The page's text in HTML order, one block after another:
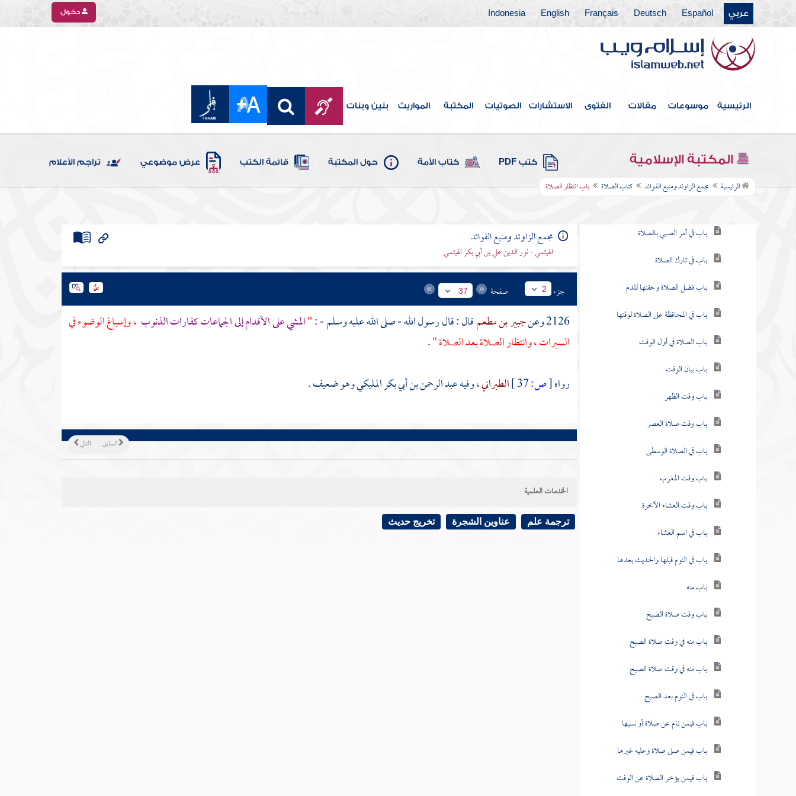
عربي Español
Deutsch
Français
English
Indonesia دخول
الرئيسية موسوعات مقالات الفتوى الاستشارات الصوتيات المكتبة المواريث بنين وبنات
المكتبة الإسلامية كتب PDF كتاب الأمة حول المكتبة قائمة الكتب عرض موضوعي تراجم الأعلام
الرئيسية مجمع الزاوئد ومنبع الفوائد كتاب الصلاة باب انتظار الصلاة
فهرس الكتاب
خطبة الكتاب
كتاب الإيمان
كتاب العلم
كتاب الصلاة
باب في أمر الصبي بالصلاة
باب في تارك الصلاة
باب فضل الصلاة وحقنها للدم
باب في المحافظة على الصلاة لوقتها
باب الصلاة في أول الوقت
باب بيان الوقت
باب وقت الظهر
باب وقت صلاة العصر
باب في الصلاة الوسطى
باب وقت المغرب
باب وقت العشاء الآخرة
باب في اسم العشاء
باب في النوم قبلها والحديث بعدها
باب منه
باب وقت صلاة الصبح
باب منه في وقت صلاة الصبح
باب منه في وقت صلاة الصبح
باب في النوم بعد الصبح
باب فيمن نام عن صلاة أو نسيها
باب فيمن صلى صلاة وعليه غيرها
باب فيمن يؤخر الصلاة عن الوقت
مجمع الزاوئد ومنبع الفوائد
الهيثمي - نور الدين علي بن أبي بكر الهيثمي
جزء 2 صفحة 37
2126 وعن جبير بن مطعمقال : قال رسول الله - صلى الله عليه وسلم - :"المشي على الأقدام إلى الجماعات كفارات الذنوب ، وإسباغ الوضوء في
السبرات ، وانتظار الصلاة بعد الصلاة ".
رواه[ص: الطبراني، وفيهعبد الرحمن بن أبي بكر المليكيوهو ضعيف .
التالي السابق
الخدمات العلمية
ترجمة علم عناوين الشجرة تخريج حديث